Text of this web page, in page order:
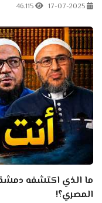
17-07-2025
46.115
ما الذي اكتشفه
المصري؟!